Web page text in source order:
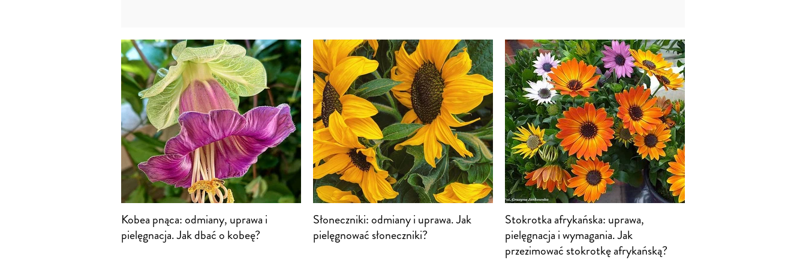
Kobea pnąca: odmiany, uprawa i
pielęgnacja. Jak dbać o kobeę?
Słoneczniki: odmiany i uprawa. Jak
pielęgnować słoneczniki?
Stokrotka afrykańska: uprawa,
pielęgnacja i wymagania. Jak
przezimować stokrotkę afrykańską?